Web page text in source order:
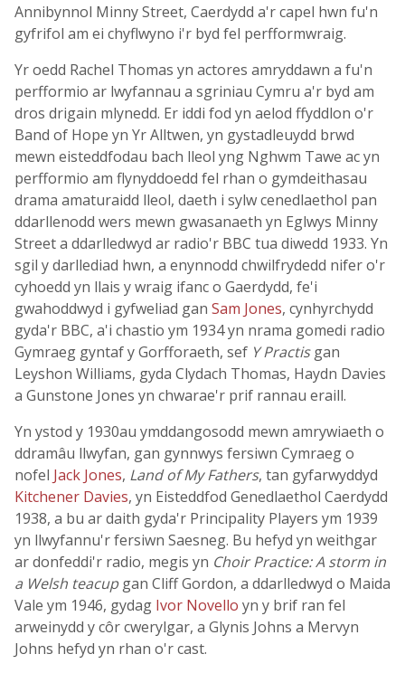
Annibynnol Minny Street, Caerdydd a'r capel hwn fu'n
gyfrifol am ei chyflwyno i'r byd fel perfformwraig.
Yr oedd Rachel Thomas yn actores amryddawn a fu'n
perfformio ar lwyfannau a sgriniau Cymru a'r byd am
dros drigain mlynedd. Er iddi fod yn aelod ffyddlon o'r
Band of Hope yn Yr Alltwen, yn gystadleuydd brwd
mewn eisteddfodau bach lleol yng Nghwm Tawe ac yn
perfformio am flynyddoedd fel rhan o gymdeithasau
drama amaturaidd lleol, daeth i sylw cenedlaethol pan
ddarllenodd wers mewn gwasanaeth yn Eglwys Minny
Street a ddarlledwyd ar radio'r BBC tua diwedd 1933. Yn
sgil y darllediad hwn, a enynnodd chwilfrydedd nifer o'r
cyhoedd yn llais y wraig ifanc o Gaerdydd, fe'i
gwahoddwyd i gyfweliad gan Sam Jones, cynhyrchydd
gyda'r BBC, a'i chastio ym 1934 yn nrama gomedi radio
Gymraeg gyntaf y Gorfforaeth, sef Y Practisgan
Leyshon Williams, gyda Clydach Thomas, Haydn Davies
a Gunstone Jones yn chwarae'r prif rannau eraill.
Yn ystod y 1930au ymddangosodd mewn amrywiaeth o
ddramâu llwyfan, gan gynnwys fersiwn Cymraeg o
nofel Jack Jones, Land of My Fathers, tan gyfarwyddyd
Kitchener Davies, yn Eisteddfod Genedlaethol Caerdydd
1938, a bu ar daith gyda'r Principality Players ym 1939
yn llwyfannu'r fersiwn Saesneg. Bu hefyd yn weithgar
ar donfeddi'r radio, megis yn Choir Practice: A storm in
a Welsh teacupgan Cliff Gordon, a ddarlledwyd o Maida
Vale ym 1946, gydag Ivor Novello yn y brif ran fel
arweinydd y côr cwerylgar, a Glynis Johns a Mervyn
Johns hefyd yn rhan o'r cast.